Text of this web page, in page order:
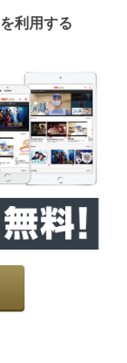
利用する